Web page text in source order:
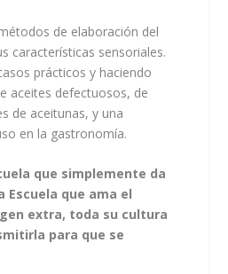
de elaboración del
características sensoriales.
prácticos y haciendo
aceites defectuosos, de
de aceitunas, y una
en la gastronomía.
que simplemente da
Escuela que ama el
extra, toda su cultura
para que se